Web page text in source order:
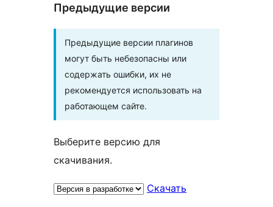
Предыдущие версии
Предыдущие версии плагинов
могут быть небезопасны или
содержать ошибки, их не
рекомендуется использовать на
работающем сайте.
Выберите версию для
скачивания.
Скачать